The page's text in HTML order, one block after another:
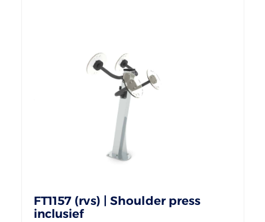
FT1157 (rvs) | Shoulder press
inclusief